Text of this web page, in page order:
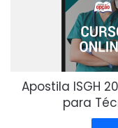
Apostila ISGH
para